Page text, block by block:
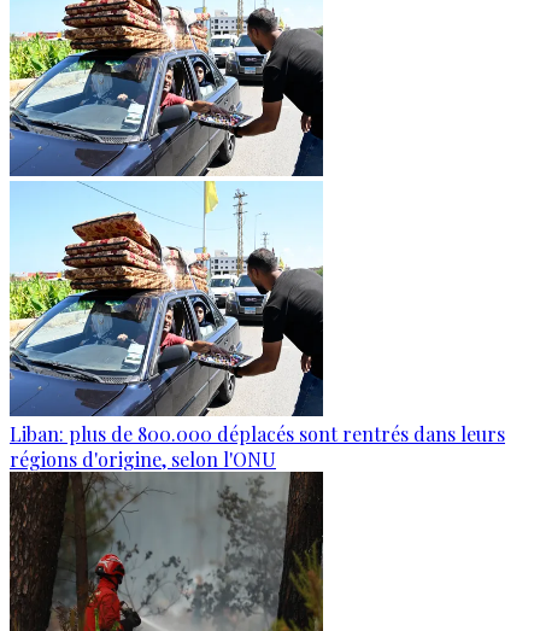
Liban: plus de 800.000 déplacés sont rentrés dans leurs
régions d'origine, selon l'ONU